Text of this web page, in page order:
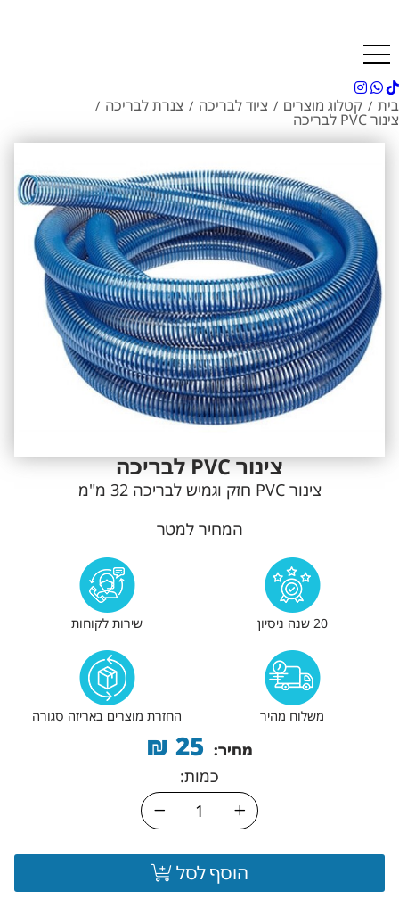
בית / קטלוג מוצרים / ציוד לבריכה / צנרת לבריכה /
צינור PVC לבריכה
צינור PVC לבריכה
צינור PVC חזק וגמיש לבריכה 32 מ"מ
המחיר למטר
20 שנה ניסיון שירות לקוחות
משלוח מהיר החזרת מוצרים באריזה סגורה
מחיר: 25
₪
כמות:
הוסף לסל